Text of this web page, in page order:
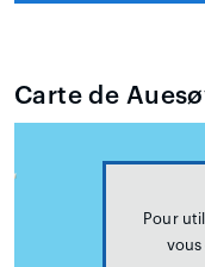
Carte de
Pour
vous